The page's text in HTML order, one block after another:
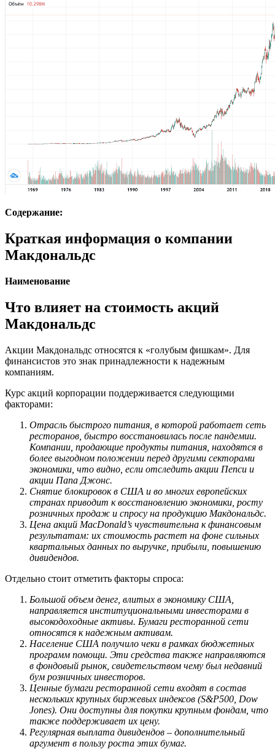
Содержание:
Краткая информация о компании
Макдональдс
Наименование
Что влияет на стоимость акций
Макдональдс
Акции Макдональдс относятся к «голубым фишкам». Для
финансистов это знак принадлежности к надежным
компаниям.
Курс акций корпорации поддерживается следующими
факторами:
Отрасль быстрого питания, в которой работает сеть
ресторанов, быстро восстановилась после пандемии.
Компании, продающие продукты питания, находятся в
более выгодном положении перед другими секторами
экономики, что видно, если отследить акции Пепси и
акции Папа Джонс.
Снятие блокировок в США и во многих европейских
странах приводит к восстановлению экономики, росту
розничных продаж и спросу на продукцию Макдональдс.
Цена акций MacDonald’s чувствительна к финансовым
результатам: их стоимость растет на фоне сильных
квартальных данных по выручке, прибыли, повышению
дивидендов.
Отдельно стоит отметить факторы спроса:
Большой объем денег, влитых в экономику США,
направляется институциональными инвесторами в
высокодоходные активы. Бумаги ресторанной сети
относятся к надежным активам.
Население США получило чеки в рамках бюджетных
программ помощи. Эти средства также направляются
в фондовый рынок, свидетельством чему был недавний
бум розничных инвесторов.
Ценные бумаги ресторанной сети входят в состав
нескольких крупных биржевых индексов (S&P500, Dow
Jones). Они доступны для покупки крупным фондам, что
также поддерживает их цену.
Регулярная выплата дивидендов – дополнительный
аргумент в пользу роста этих бумаг.